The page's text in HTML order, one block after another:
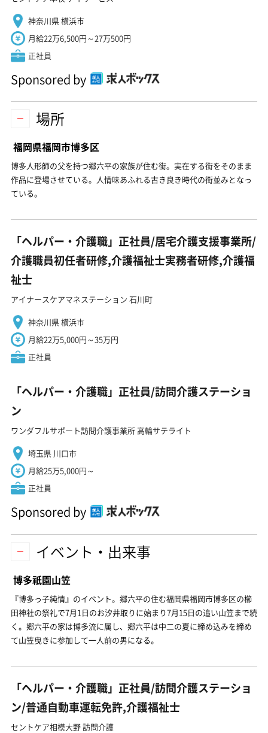
神奈川県 横浜市
月給22万6,500円～27万500円
正社員
Sponsored by
場所
福岡県福岡市博多区
博多人形師の父を持つ郷六平の家族が住む街。実在する街をそのまま
作品に登場させている。人情味あふれる古き良き時代の街並みとなっ
ている。
「ヘルパー・介護職」正社員/居宅介護支援事業所/
介護職員初任者研修,介護福祉士実務者研修,介護福
祉士
アイナースケアマネステーション 石川町
神奈川県 横浜市
月給22万5,000円～35万円
正社員
「ヘルパー・介護職」正社員/訪問介護ステーショ
ン
ワンダフルサポート訪問介護事業所 高輪サテライト
埼玉県 川口市
月給25万5,000円～
正社員
Sponsored by
イベント・出来事
博多祇園山笠
『博多っ子純情』のイベント。郷六平の住む福岡県福岡市博多区の櫛
田神社の祭礼で7月1日のお汐井取りに始まり7月15日の追い山笠まで続
く。郷六平の家は博多流に属し、郷六平は中二の夏に締め込みを締め
て山笠曳きに参加して一人前の男になる。
「ヘルパー・介護職」正社員/訪問介護ステーショ
ン/普通自動車運転免許,介護福祉士
セントケア相模大野 訪問介護